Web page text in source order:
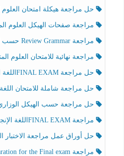
حل مراجعة هيكلة امتحان العلوم المتكاملة
مراجعة صفحات الهيكل العلوم المتكاملة
مراجعة Review Grammar حسب الهيكل اللغة الإنجليزية الصف الخامس الفصل الثالث
مراجعة نهائية للامتحان العلوم المتكاملة
حل مراجعة FINAL EXAMاللغة الإنجليزية الصف الخامس الفصل الثالث
حل مراجعة شاملة للامتحان اللغة
حل مراجعة حسب الهيكل الوزاري العلوم
مراجعة FINAL EXAMاللغة الإنجليزية الصف الخامس الفصل الثالث
حل أوراق عمل مراجعة الاختبار النهائي اللغة
مراجعة Preparation for the Final exam اللغة الإنجليزية الصف الرابع الفصل الثالث